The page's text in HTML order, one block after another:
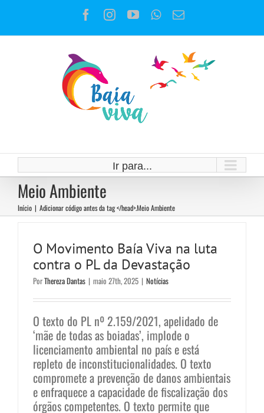
o
Facebook
Instagram
YouTubeWhatsApp
E-
Ir para...
Meio Ambiente
Início | Adicionar código antes da tag </head>.Meio Ambiente
O Movimento Baía Viva na luta
contra o PL da Devastação
PorThereza Dantas | maio 27th, 2025 | Notícias
O texto do PL nº 2.159/2021, apelidado de
‘mãe de todas as boiadas’, implode o
licenciamento ambiental no país e está
repleto de inconstitucionalidades. O texto
compromete a prevenção de danos ambientais
e enfraquece a capacidade de fiscalização dos
órgãos competentes. O texto permite que
Rumo a 5ª Conferência Nacional